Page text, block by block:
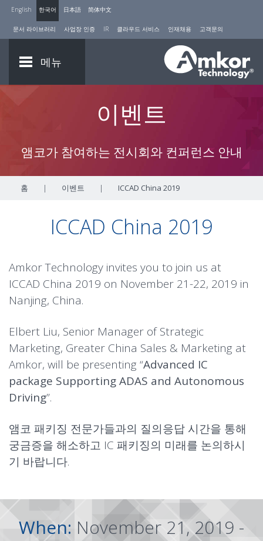
English 한국어 日本語 简体中文
문서 라이브러리 사업장 인증 IR 클라우드 서비스 인재채용 고객문의
메뉴
이벤트
앰코가 참여하는 전시회와 컨퍼런스 안내
홈 | 이벤트 | ICCAD China 2019
ICCAD China 2019
Amkor Technology invites you to join us at
ICCAD China 2019 on November 21-22, 2019 in
Nanjing, China.
Elbert Liu, Senior Manager of Strategic
Marketing, Greater China Sales & Marketing at
Amkor, will be presenting “Advanced IC
package Supporting ADAS and Autonomous
Driving”.
앰코 패키징 전문가들과의 질의응답 시간을 통해
궁금증을 해소하고 IC 패키징의 미래를 논의하시
기 바랍니다.
When: November 21, 2019 -